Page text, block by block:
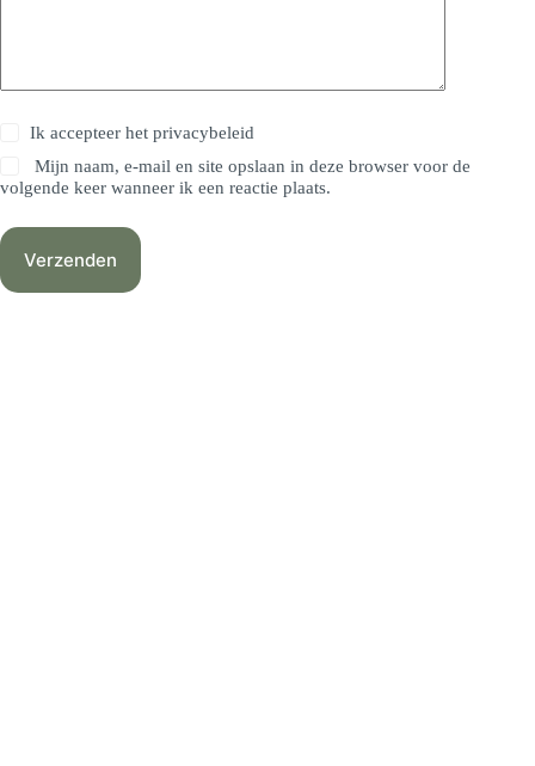
Ik accepteer hetprivacybeleid
Mijn naam, e-mail en site opslaan in deze browser voor de
volgende keer wanneer ik een reactie plaats.
Verzenden